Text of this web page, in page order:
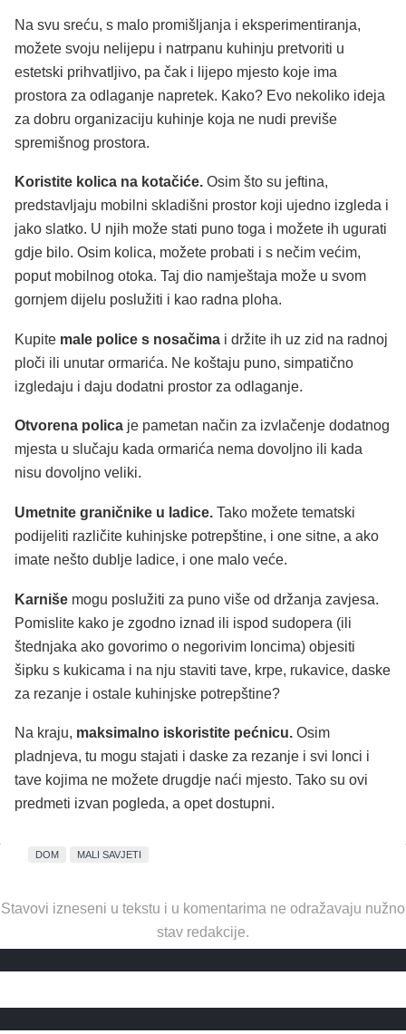
Na svu sreću, s malo promišljanja i eksperimentiranja,
možete svoju nelijepu i natrpanu kuhinju pretvoriti u
estetski prihvatljivo, pa čak i lijepo mjesto koje ima
prostora za odlaganje napretek. Kako? Evo nekoliko ideja
za dobru organizaciju kuhinje koja ne nudi previše
spremišnog prostora.
Koristite kolica na kotačiće. Osim što su jeftina,
predstavljaju mobilni skladišni prostor koji ujedno izgleda i
jako slatko. U njih može stati puno toga i možete ih ugurati
gdje bilo. Osim kolica, možete probati i s nečim većim,
poput mobilnog otoka. Taj dio namještaja može u svom
gornjem dijelu poslužiti i kao radna ploha.
Kupite male police s nosačima i držite ih uz zid na radnoj
ploči ili unutar ormarića. Ne koštaju puno, simpatično
izgledaju i daju dodatni prostor za odlaganje.
Otvorena polica je pametan način za izvlačenje dodatnog
mjesta u slučaju kada ormarića nema dovoljno ili kada
nisu dovoljno veliki.
Umetnite graničnike u ladice. Tako možete tematski
podijeliti različite kuhinjske potrepštine, i one sitne, a ako
imate nešto dublje ladice, i one malo veće.
Karniše mogu poslužiti za puno više od držanja zavjesa.
Pomislite kako je zgodno iznad ili ispod sudopera (ili
štednjaka ako govorimo o negorivim loncima) objesiti
šipku s kukicama i na nju staviti tave, krpe, rukavice, daske
za rezanje i ostale kuhinjske potrepštine?
Na kraju, maksimalno iskoristite pećnicu. Osim
pladnjeva, tu mogu stajati i daske za rezanje i svi lonci i
tave kojima ne možete drugdje naći mjesto. Tako su ovi
predmeti izvan pogleda, a opet dostupni.
DOM MALI SAVJETI
Stavovi izneseni u tekstu i u komentarima ne odražavaju nužno
stav redakcije.